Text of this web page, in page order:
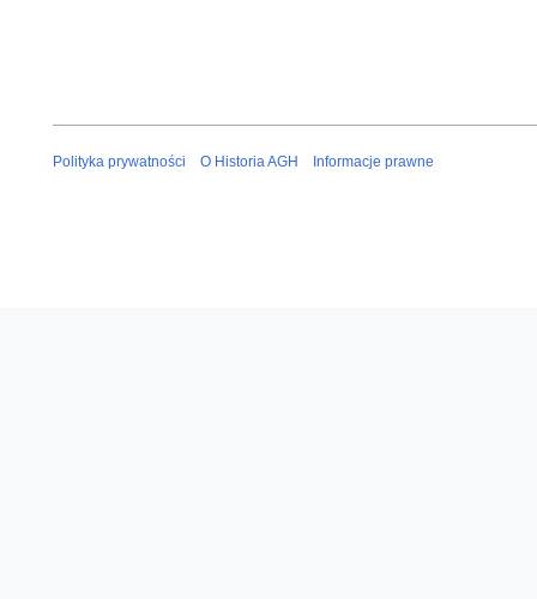
Polityka prywatności O Historia AGH Informacje prawne